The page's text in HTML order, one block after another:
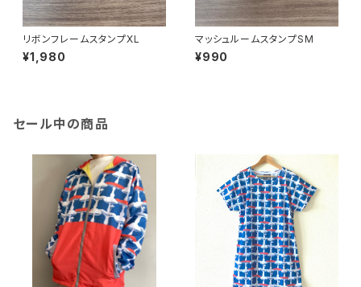
リボンフレームスタンプXL
¥1,980
マッシュルームスタンプSM
¥990
セール中の商品